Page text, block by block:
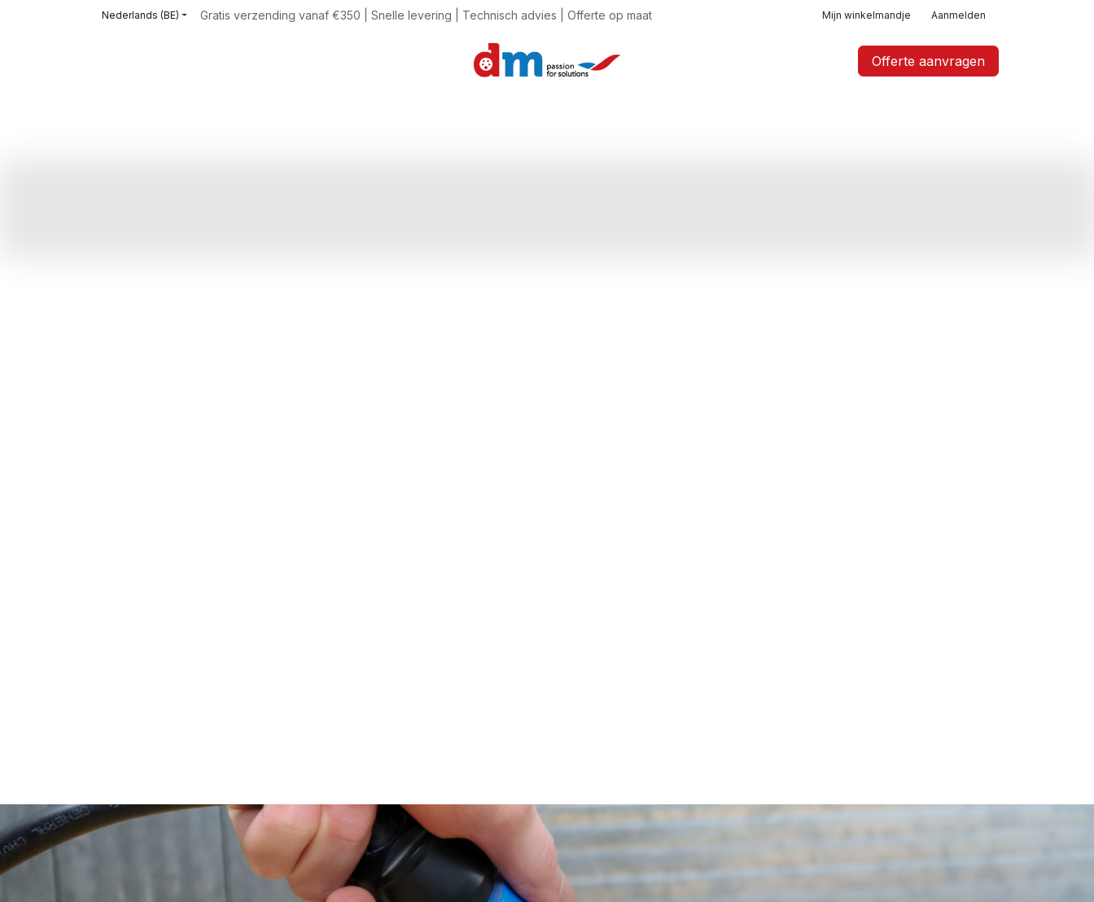
Overslaan naar inhoudNederlands (BE) Gratis verzending vanaf €350 | Snelle levering | Technisch advies | Offerte op maat Mijn winkelmandje Aanmelden
Intelligente assetmonitoring Offerte aanvragen